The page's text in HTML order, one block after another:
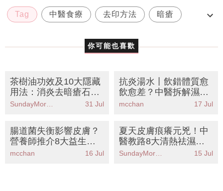
Tag 中醫食療 去印方法 暗瘡
你可能也喜歡
茶樹油功效及10大隱藏
用法：消炎去暗瘡石頭
瘡、紓緩婦女病
SundayMore編輯部 31 Jul
抗炎湯水丨飲錯體質愈
飲愈差？中醫拆解濕熱/
虛寒食療＋10大抗炎食
物推薦
mcchan 17 Jul
腸道菌失衡影響皮膚？
營養師推介8大益生元
食物清單丨告別暗瘡粉
刺靠食療
mcchan
夏天皮膚痕癢元兇！中
醫教路8大清熱祛濕食
物KO濕熱體質 附2款懶
人湯水食譜
SundayMore編輯部 15 Jul